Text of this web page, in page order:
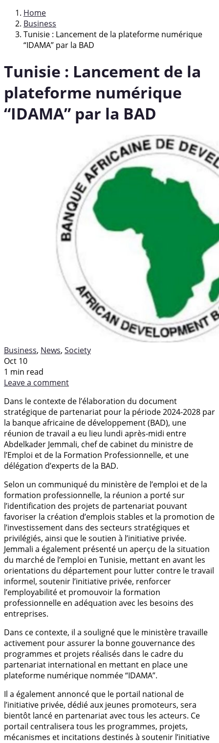
Home
Business
Tunisie : Lancement de la plateforme numérique
“IDAMA” par la BAD
Tunisie : Lancement de la
plateforme numérique
“IDAMA” par la BAD
Business, News, Society
Oct 10
1 min read
Leave a comment
Dans le contexte de l’élaboration du document
stratégique de partenariat pour la période 2024-2028 par
la banque africaine de développement (BAD), une
réunion de travail a eu lieu lundi après-midi entre
Abdelkader Jemmali, chef de cabinet du ministre de
l’Emploi et de la Formation Professionnelle, et une
délégation d’experts de la BAD.
Selon un communiqué du ministère de l’emploi et de la
formation professionnelle, la réunion a porté sur
l’identification des projets de partenariat pouvant
favoriser la création d’emplois stables et la promotion de
l’investissement dans des secteurs stratégiques et
privilégiés, ainsi que le soutien à l’initiative privée.
Jemmali a également présenté un aperçu de la situation
du marché de l’emploi en Tunisie, mettant en avant les
orientations du département pour lutter contre le travail
informel, soutenir l’initiative privée, renforcer
l’employabilité et promouvoir la formation
professionnelle en adéquation avec les besoins des
entreprises.
Dans ce contexte, il a souligné que le ministère travaille
activement pour assurer la bonne gouvernance des
programmes et projets réalisés dans le cadre du
partenariat international en mettant en place une
plateforme numérique nommée “IDAMA”.
Il a également annoncé que le portail national de
l’initiative privée, dédié aux jeunes promoteurs, sera
bientôt lancé en partenariat avec tous les acteurs. Ce
portail centralisera tous les programmes, projets,
mécanismes et incitations destinés à soutenir l’initiative